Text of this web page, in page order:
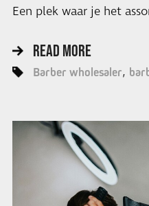
Een plek waar je het
READ MORE
Barber wholesaler